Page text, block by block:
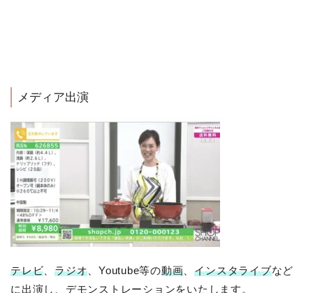
メディア出演
テレビ 、ラジオ 、Youtube等の動画 、インスタライブなど
に出演し、デモンストレーションをいたします。